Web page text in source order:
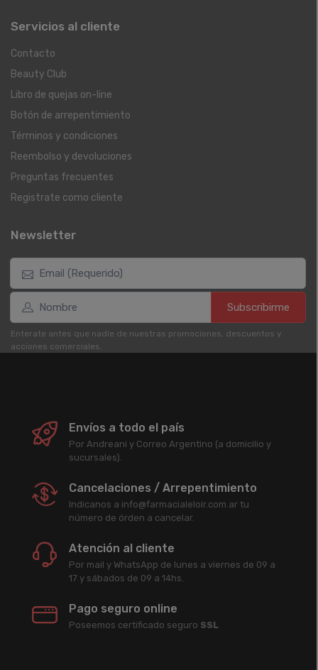
Servicios al cliente
Contacto
Beauty Club
Libro de quejas on-line
Botón de arrepentimiento
Términos y condiciones
Reembolso y devoluciones
Preguntas frecuentes
Registrate como cliente
Newsletter
Subscribirme
Enterate antes que nadie de nuestras promociones, descuentos y
acciones comerciales.
Envíos a todo el país
Por Andreani y Correo Argentino (a domicilio y
sucursales).
Cancelaciones / Arrepentimiento
Indicanos a info@farmacialeloir.com.ar tu
número de órden a cancelar.
Atención al cliente
Por mail y WhatsApp de lunes a viernes de 09 a
17 y sábados de 09 a 14hs.
Pago seguro online
Poseemos certificado seguro SSL